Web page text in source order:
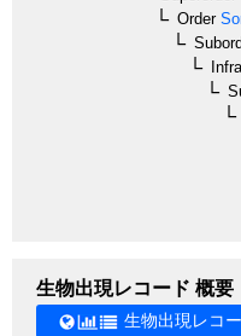
Order
生物出現レコード 概要
生物出現レコ